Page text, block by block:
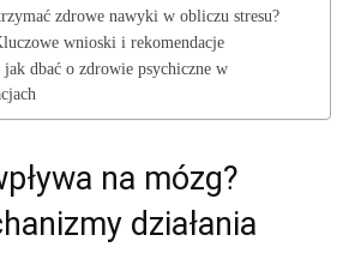
zdrowe nawyki w obliczu stresu?
wnioski i rekomendacje
dbać o zdrowie psychiczne w
na mózg?
działania